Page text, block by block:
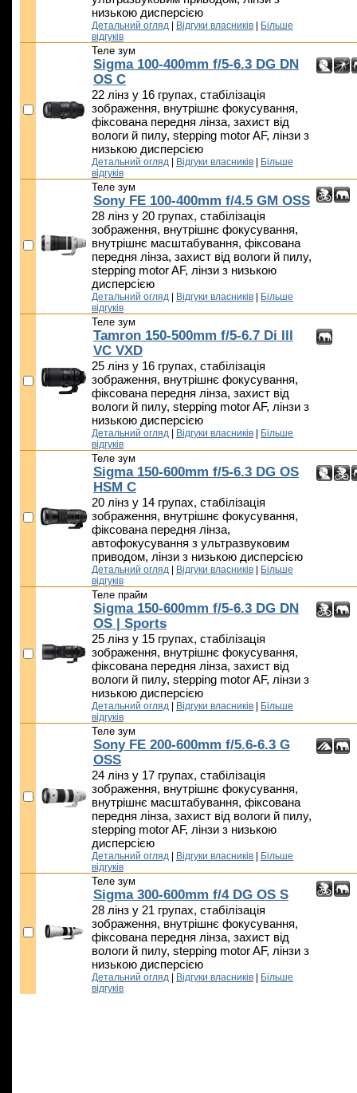
низькою дисперсією
Детальний огляд Відгуки власників
Більше
відгуків
Теле зум
Sigma 100-400mm f/5-6.3 DG DN
OS C
22 лінз у 16 групах, стабілізація
зображення, внутрішнє фокусування,
фіксована передня лінза, захист від
вологи й пилу, stepping motor AF, лінзи з
низькою дисперсією
Детальний огляд Відгуки власників
Більше
відгуків
Теле зум
Sony FE 100-400mm f/4.5 GM OSS
28 лінз у 20 групах, стабілізація
зображення, внутрішнє фокусування,
внутрішнє масштабування, фіксована
передня лінза, захист від вологи й пилу,
stepping motor AF, лінзи з низькою
дисперсією
Детальний огляд Відгуки власників
Більше
відгуків
Теле зум
Tamron 150-500mm f/5-6.7 Di III
VC VXD
25 лінз у 16 групах, стабілізація
зображення, внутрішнє фокусування,
фіксована передня лінза, захист від
вологи й пилу, stepping motor AF, лінзи з
низькою дисперсією
Детальний огляд Відгуки власників
Більше
відгуків
Теле зум
Sigma 150-600mm f/5-6.3 DG OS
HSM C
20 лінз у 14 групах, стабілізація
зображення, внутрішнє фокусування,
фіксована передня лінза,
автофокусування з ультразвуковим
приводом, лінзи з низькою дисперсією
Детальний огляд Відгуки власників
Більше
відгуків
Теле прайм
Sigma 150-600mm f/5-6.3 DG DN
OS | Sports
25 лінз у 15 групах, стабілізація
зображення, внутрішнє фокусування,
фіксована передня лінза, захист від
вологи й пилу, stepping motor AF, лінзи з
низькою дисперсією
Детальний огляд Відгуки власників
Більше
відгуків
Теле зум
Sony FE 200-600mm f/5.6-6.3 G
OSS
24 лінз у 17 групах, стабілізація
зображення, внутрішнє фокусування,
внутрішнє масштабування, фіксована
передня лінза, захист від вологи й пилу,
stepping motor AF, лінзи з низькою
дисперсією
Детальний огляд Відгуки власників
Більше
відгуків
Теле зум
Sigma 300-600mm f/4 DG OS S
28 лінз у 21 групах, стабілізація
зображення, внутрішнє фокусування,
фіксована передня лінза, захист від
вологи й пилу, stepping motor AF, лінзи з
низькою дисперсією
Детальний огляд Відгуки власників
Більше
відгуків